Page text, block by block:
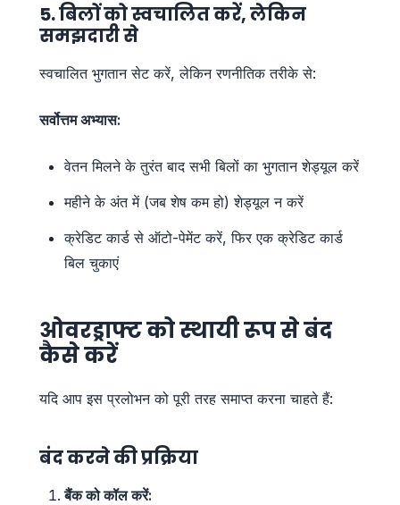
5. बिलों को स्वचालित करें, लेकिन
समझदारी से
स्वचालित भुगतान सेट करें, लेकिन रणनीतिक तरीके से:
सर्वोत्तम अभ्यास:
वेतन मिलने के तुरंत बाद सभी बिलों का भुगतान शेड्यूल करें
महीने के अंत में (जब शेष कम हो) शेड्यूल न करें
क्रेडिट कार्ड से ऑटो-पेमेंट करें, फिर एक क्रेडिट कार्ड
बिल चुकाएं
ओवरड्राफ्ट को स्थायी रूप से बंद
कैसे करें
यदि आप इस प्रलोभन को पूरी तरह समाप्त करना चाहते हैं:
बंद करने की प्रक्रिया
बैंक को कॉल करें: